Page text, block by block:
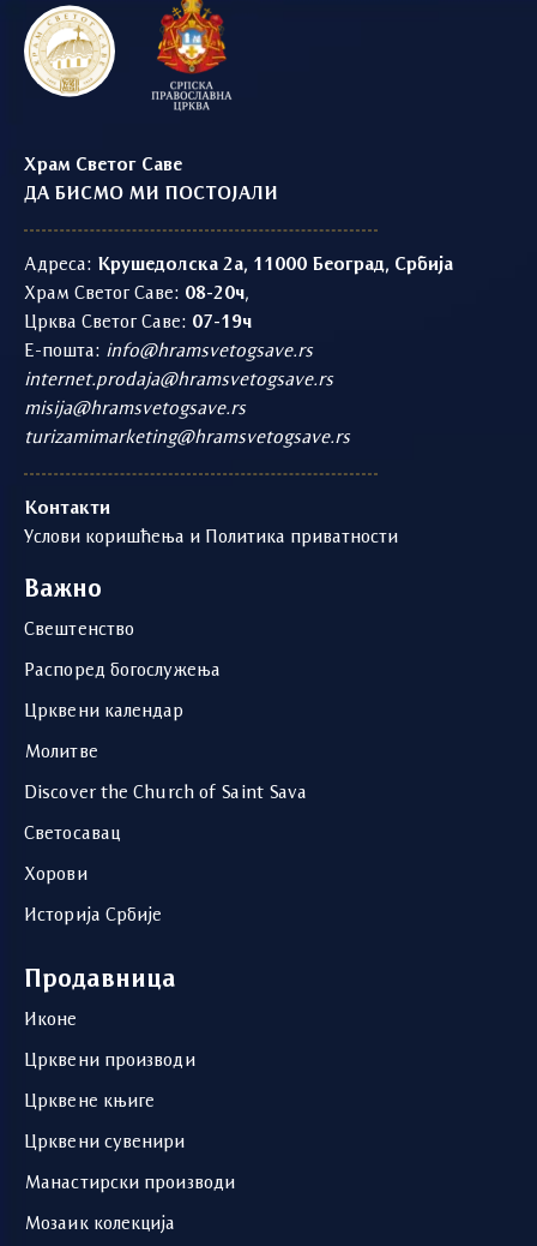
Храм Светог Саве
ДА БИСМО МИ ПОСТОЈАЛИ
Адреса: Крушедолска 2а, 11000 Београд, Србија
Храм Светог Саве: 08-20ч,
Црква Светог Саве: 07-19ч
Е-пошта: info@hramsvetogsave.rs
internet.prodaja@hramsvetogsave.rs
misija@hramsvetogsave.rs
turizamimarketing@hramsvetogsave.rs
Контакти
Услови коришћења и Политика приватности
Важно
Свештенство
Распоред богослужења
Црквени календар
Молитве
Discover the Church of Saint Sava
Светосавац
Хорови
Историја Србије
Продавница
Иконе
Црквени производи
Црквене књиге
Црквени сувенири
Манастирски производи
Мозаик колекција